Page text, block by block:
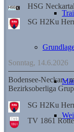
HSG Neckartal
SG H2Ku
Sonntag, 14.6.2026
Bodensee-Neckar -
Bezirksoberliga
SG H2Ku
TV 1861